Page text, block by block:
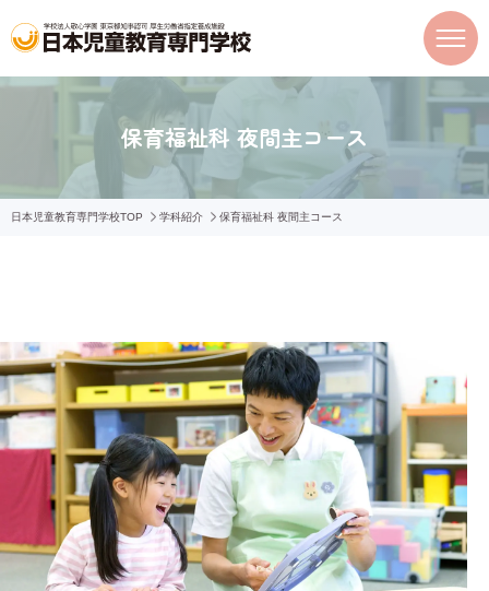
保育福祉科 夜間主コース
日本児童教育専門学校TOP 学科紹介 保育福祉科 夜間主コース